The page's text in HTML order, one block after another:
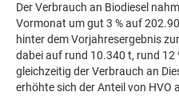
Der Verbrauch an Biodiesel
Vormonat um gut 3 % auf
hinter dem Vorjahresergebnis
dabei auf rund 10.340 t, rund 12
gleichzeitig der Verbrauch an
erhöhte sich der Anteil von HVO